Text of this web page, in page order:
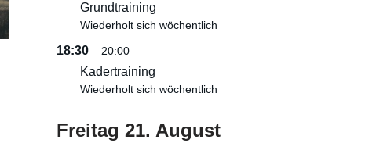
Grundtraining
Wiederholt sich wöchentlich
18:30 – 20:00
Kadertraining
Wiederholt sich wöchentlich
Freitag 21. August